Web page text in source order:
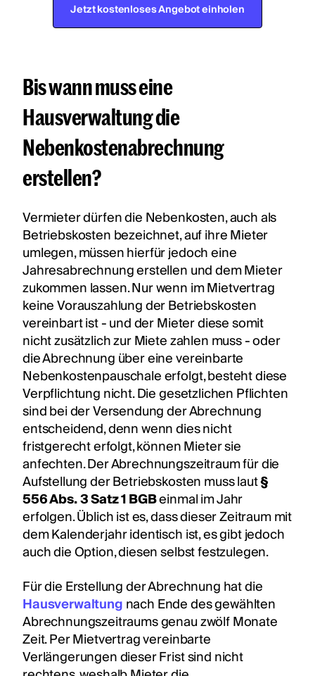
Jetzt kostenloses Angebot einholen
Bis wann muss eine
Hausverwaltung die
Nebenkostenabrechnung
erstellen?
Vermieter dürfen die Nebenkosten, auch als
Betriebskosten bezeichnet, auf ihre Mieter
umlegen, müssen hierfür jedoch eine
Jahresabrechnung erstellen und dem Mieter
zukommen lassen. Nur wenn im Mietvertrag
keine Vorauszahlung der Betriebskosten
vereinbart ist - und der Mieter diese somit
nicht zusätzlich zur Miete zahlen muss - oder
die Abrechnung über eine vereinbarte
Nebenkostenpauschale erfolgt, besteht diese
Verpflichtung nicht. Die gesetzlichen Pflichten
sind bei der Versendung der Abrechnung
entscheidend, denn wenn dies nicht
fristgerecht erfolgt, können Mieter sie
anfechten. Der Abrechnungszeitraum für die
Aufstellung der Betriebskosten muss laut§
556 Abs. 3 Satz 1 BGBeinmal im Jahr
erfolgen. Üblich ist es, dass dieser Zeitraum mit
dem Kalenderjahr identisch ist, es gibt jedoch
auch die Option, diesen selbst festzulegen.
Für die Erstellung der Abrechnung hat die
Hausverwaltungnach Ende des gewählten
Abrechnungszeitraums genau zwölf Monate
Zeit. Per Mietvertrag vereinbarte
Verlängerungen dieser Frist sind nicht